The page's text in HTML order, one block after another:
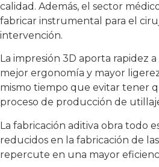
calidad. Además, el sector
fabricar instrumental para el
intervención.
La impresión 3D aporta rapidez
mejor ergonomía y mayor
mismo tiempo que evitar tener
proceso de producción de
La fabricación aditiva obra todo
reducidos en la fabricación de
repercute en una mayor